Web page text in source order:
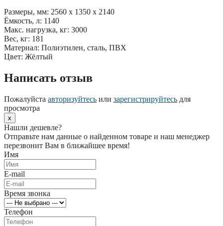
Размеры, мм: 2560 x 1350 x 2140
Ёмкость, л: 1140
Макс. нагрузка, кг: 3000
Вес, кг: 181
Материал: Полиэтилен, сталь, ПВХ
Цвет: Жёлтый
Написать отзыв
Пожалуйста авторизуйтесь или зарегистрируйтесь для
просмотра
x
Нашли дешевле?
Отправьте нам данные о найденном товаре и наш менеджер
перезвонит Вам в ближайшее время!
Имя
E-mail
Время звонка
Телефон